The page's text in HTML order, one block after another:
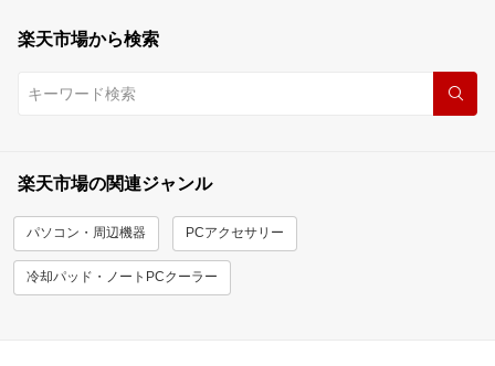
楽天市場から検索
楽天市場の関連ジャンル
パソコン・周辺機器 PCアクセサリー
冷却パッド・ノートPCクーラー